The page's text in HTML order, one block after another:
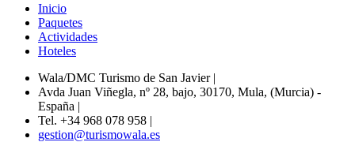
Inicio
Paquetes
Actividades
Hoteles
Wala/DMC Turismo de San Javier |
Avda Juan Viñegla, nº 28, bajo, 30170, Mula, (Murcia) -
España |
Tel. +34 968 078 958 |
gestion@turismowala.es